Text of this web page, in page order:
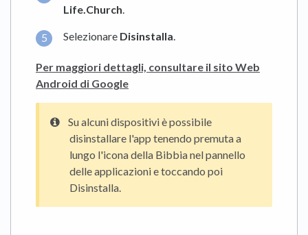
Life.Church
Selezionare Disinstalla.
Per maggiori dettagli, consultare il sito Web
Android di Google
Su alcuni dispositivi è possibile
disinstallare l'app tenendo premuta a
lungo l'icona della Bibbia nel pannello
delle applicazioni e toccando poi
Disinstalla.